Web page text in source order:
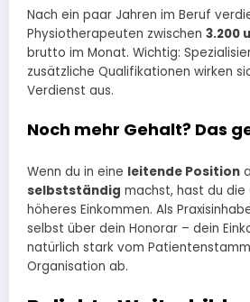
Nach ein paar Jahren im Beruf
Physiotherapeuten zwischen 3.200
brutto im Monat. Wichtig:
zusätzliche Qualifikationen wirken
Verdienst aus.
Noch mehr Gehalt? Das
Wenn du in eine leitende Position
selbstständig machst, hast du
höheres Einkommen. Als
selbst über dein Honorar – dein
natürlich stark vom
Organisation ab.